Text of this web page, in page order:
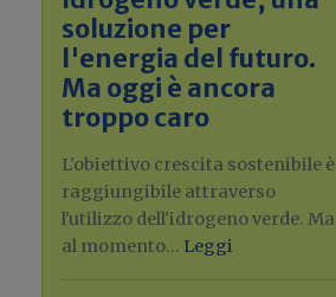
soluzione per
l'energia del futuro.
Ma oggi è ancora
troppo caro
L'obiettivo crescita sostenibile è
raggiungibile attraverso
l'utilizzo dell'idrogeno verde. Ma
al momento... Leggi